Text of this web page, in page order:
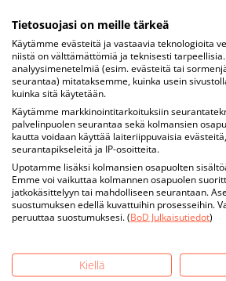
Tietosuojasi on meille tärkeä
Käytämme evästeitä ja vastaavia teknologioita
niistä on välttämättömiä ja teknisesti
analyysimenetelmiä (esim. evästeitä tai
seurantaa) mitataksemme, kuinka usein
kuinka sitä käytetään.
Käytämme markkinointitarkoituksiin
palvelinpuolen seurantaa sekä kolmansien
kautta voidaan käyttää laiteriippuvaisia
seurantapikseleitä ja IP-osoitteita.
Upotamme lisäksi kolmansien osapuolten
Emme voi vaikuttaa kolmannen osapuolen
jatkokäsittelyyn tai mahdolliseen seurantaan.
suostumuksen edellä kuvattuihin prosesseihin.
peruuttaa suostumuksesi. (BoD Julkaisutiedot)
Kiellä